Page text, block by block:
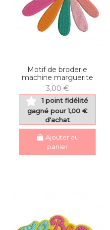
Motif de broderie
machine marguerite
3,00 €
1 point fidélité
gagné pour 1,00 €
d'achat
Ajouter au
panier